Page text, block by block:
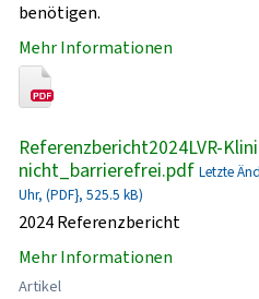
benötigen.
Mehr Informationen
Referenzbericht2024LVR-
nicht_barrierefrei.pdf Letzte
Uhr, (PDF}, 525.5 kB)
2024 Referenzbericht
Mehr Informationen
Artikel